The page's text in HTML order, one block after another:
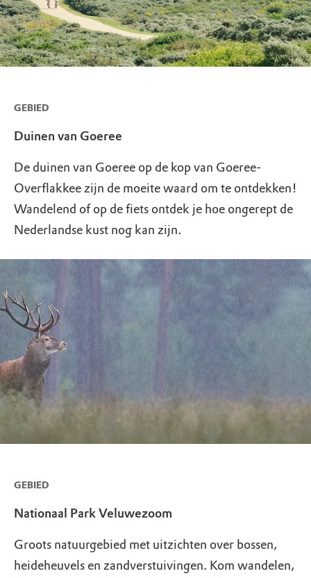
GEBIED
Duinen van Goeree
De duinen van Goeree op de kop van Goeree-
Overflakkee zijn de moeite waard om te ontdekken!
Wandelend of op de fiets ontdek je hoe ongerept de
Nederlandse kust nog kan zijn.
GEBIED
Nationaal Park Veluwezoom
Groots natuurgebied met uitzichten over bossen,
heideheuvels en zandverstuivingen. Kom wandelen,